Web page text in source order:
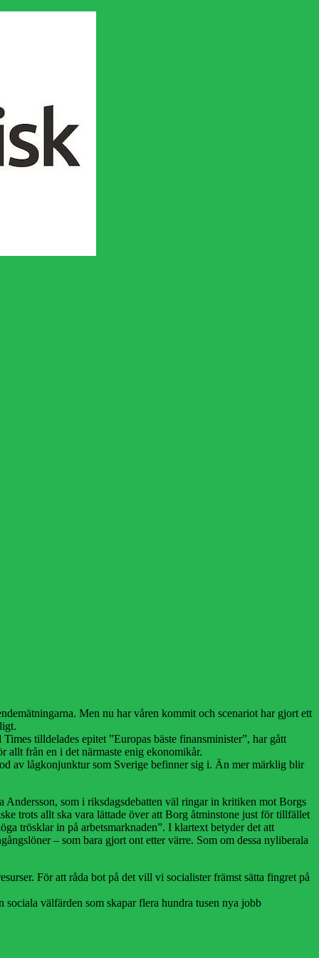
Men nu har våren kommit och scenariot har gjort ett
tilldelades epitet ”Europas bäste finansminister”, har gått
allt från en i det närmaste enig ekonomikår.
av lågkonjunktur som Sverige befinner sig i. Än mer märklig blir
Andersson, som i riksdagsdebatten väl ringar in kritiken mot Borgs
trots allt ska vara lättade över att Borg åtminstone just för tillfället
trösklar in på arbetsmarknaden”. I klartext betyder det att
– som bara gjort ont etter värre. Som om dessa nyliberala
För att råda bot på det vill vi socialister främst sätta fingret på
välfärden som skapar flera hundra tusen nya jobb